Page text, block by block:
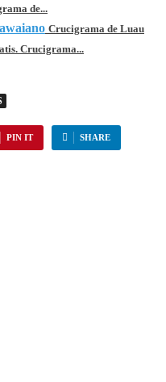
de...
Crucigrama de Luau
Crucigrama...
PIN IT SHARE